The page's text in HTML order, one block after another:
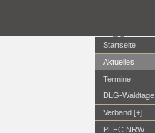
Startseite
Aktuelles
Termine
DLG-Waldtage
Verband [+]
PEFC NRW